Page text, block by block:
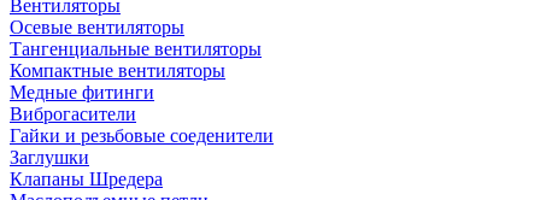
Вентиляторы
Осевые вентиляторы
Тангенциальные вентиляторы
Компактные вентиляторы
Медные фитинги
Виброгасители
Гайки и резьбовые соеденители
Заглушки
Клапаны Шредера